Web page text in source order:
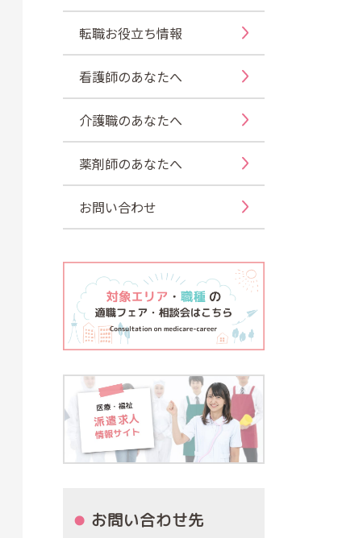
転職お役立ち情報
看護師のあなたへ
介護職のあなたへ
薬剤師のあなたへ
お問い合わせ
お問い合わせ先